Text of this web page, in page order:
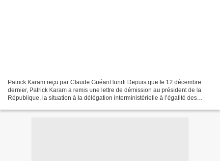
Patrick Karam reçu par Claude Guéant lundi Depuis que le 12 décembre
dernier, Patrick Karam a remis une lettre de démission au président de la
République, la situation à la délégation interministérielle à l’égalité des